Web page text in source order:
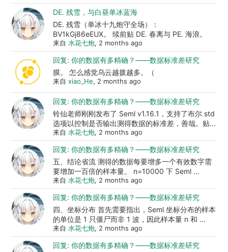
DE. 残雪，与白昼单冰蓝海
DE. 残雪（单冰十九炮守全场）：
BV1kGj86eEUX。 续前贴 DE. 春离与 PE. 海浪。
来自 水花七炮, 2 months ago
回复: 你的数据有多精确？——数据标准差研究
膜。 怎么感觉乌云越拨越多。（
来自 xiao_He, 2 months ago
回复: 你的数据有多精确？——数据标准差研究
铃仙老师刚刚发布了 Seml v1.16.1，支持了布尔 std
选项以控制是否输出测得数据的标准差，善哉。贴...
来自 水花七炮, 2 months ago
回复: 你的数据有多精确？——数据标准差研究
五、结论省流 测得的数据每要增多一个有效数字需
要增加一百倍的样本量。 n=10000 下 Seml ...
来自 水花七炮, 2 months ago
回复: 你的数据有多精确？——数据标准差研究
四、坐标分布 首先需要指出，Seml 坐标分布的样本
的单位是 1 只僵尸而非 1 波，因此样本量 n 和 ...
来自 水花七炮, 2 months ago
回复: 你的数据有多精确？——数据标准差研究